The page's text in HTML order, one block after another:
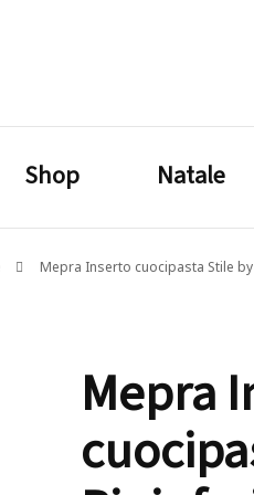
Shop Natale
Mepra Inserto cuocipasta Stile
Mepra